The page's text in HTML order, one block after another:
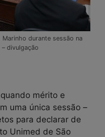
Marinho durante sessão na
divulgação
mérito e
uma única sessão –
para declarar de
Unimed de São